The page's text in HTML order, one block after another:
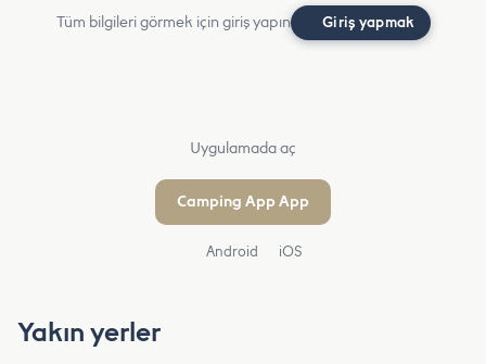
Tüm bilgileri görmek için giriş yapın Giriş yapmak
Uygulamada aç
Camping App App
Android iOS
Yakın yerler